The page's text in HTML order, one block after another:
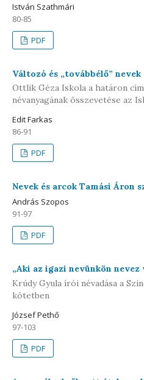
István Szathmári
80-85
PDF
Változó és „továbbélő” nevek
Ottlik Géza Iskola a határon
névanyagának összevetése az
Edit Farkas
86-91
PDF
Nevek és arcok Tamási Áron
András Szopos
91-97
PDF
„Aki az igazi nevünkön nevez
Krúdy Gyula írói névadása a
kötetben
József Pethő
97-103
PDF